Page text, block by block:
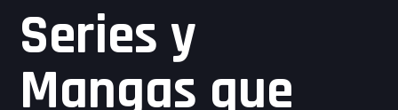
Series y
Mangas que